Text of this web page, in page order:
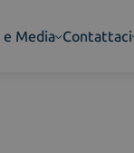
e Media Contattaci